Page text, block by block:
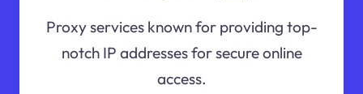
Proxy services known for providing top-
notch IP addresses for secure online
access.